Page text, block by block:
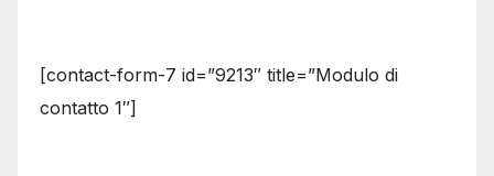
[contact-form-7 id=”9213″ title=”Modulo di
contatto 1″]